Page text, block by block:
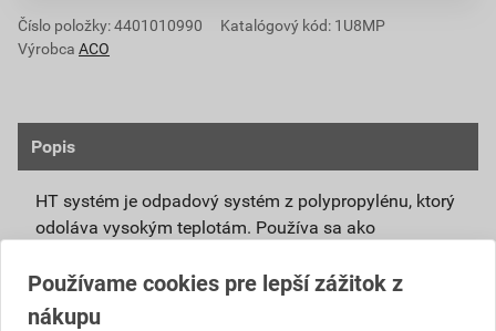
Číslo položky:4401010990
Katalógový kód: 1U8MP
Výrobca ACO
Popis
HT systém je odpadový systém z polypropylénu, ktorý
odoláva vysokým teplotám. Používa sa ako
vnútri budov pri vyššom teplotnom alebo chemickom
zaťažení bez nároku na zníženú horľavosť. Výhody:
Používame cookies pre lepší zážitok z
nákupu